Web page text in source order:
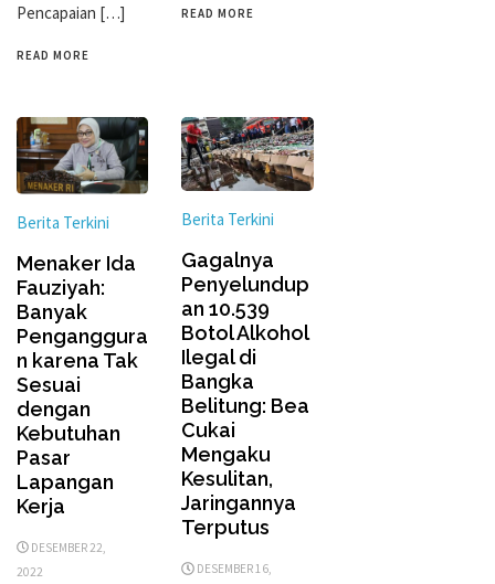
Pencapaian […]
READ MORE
READ MORE
Berita Terkini
Menaker Ida
Fauziyah:
Banyak
Penganggura
n karena Tak
Sesuai
dengan
Kebutuhan
Pasar
Lapangan
Kerja
DESEMBER 22,
2022
Berita Terkini
Gagalnya
Penyelundup
an 10.539
Botol Alkohol
Ilegal di
Bangka
Belitung: Bea
Cukai
Mengaku
Kesulitan,
Jaringannya
Terputus
DESEMBER 16,